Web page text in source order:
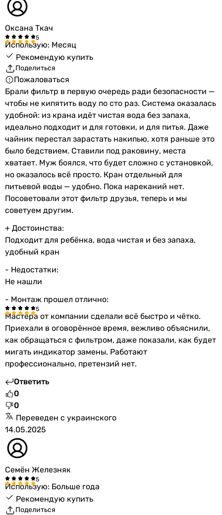
Оксана Ткач
Использую: Месяц
Рекомендую купить
Поделиться
Пожаловаться
Брали фильтр в первую очередь ради безопасности —
чтобы не кипятить воду по сто раз. Система оказалась
удобной: из крана идёт чистая вода без запаха,
идеально подходит и для готовки, и для питья. Даже
чайник перестал зарастать накипью, хотя раньше это
было бедствием. Ставили под раковину, места
хватает. Муж боялся, что будет сложно с установкой,
но оказалось всё просто. Кран отдельный для
питьевой воды — удобно. Пока нареканий нет.
Посоветовали этот фильтр друзья, теперь и мы
советуем другим.
+ Достоинства:
Подходит для ребёнка, вода чистая и без запаха,
удобный кран
- Недостатки:
Не нашли
- Монтаж прошел отлично:
Мастера от компании сделали всё быстро и чётко.
Приехали в оговорённое время, вежливо объяснили,
как обращаться с фильтром, даже показали, как будет
мигать индикатор замены. Работают
профессионально, претензий нет.
Ответить
0
0
Переведен с украинского
14.05.2025
Семён Железняк
Использую: Больше года
Рекомендую купить
Поделиться